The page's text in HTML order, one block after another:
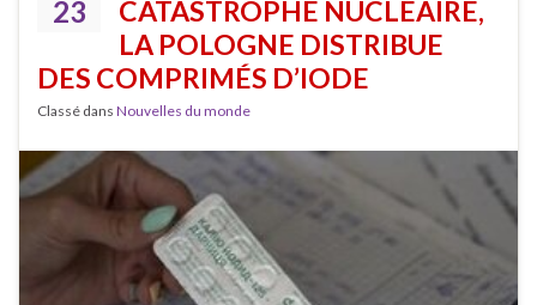
23
CATASTROPHE NUCLÉAIRE,
LA POLOGNE DISTRIBUE
DES COMPRIMÉS D’IODE
Classé dans Nouvelles du monde